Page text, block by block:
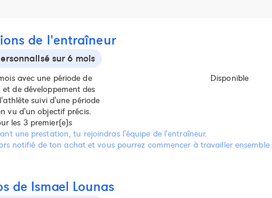
de l'entraîneur
sur 6 mois
avec une période de
de développement des
suivi d'une période
vu d'un objectif précis.
les 3 premier(e)s
Disponible
une prestation, tu rejoindras l'équipe de l'entraîneur.
notifié de ton achat et vous pourrez commencer à travailler ensemble.
de Ismael Lounas